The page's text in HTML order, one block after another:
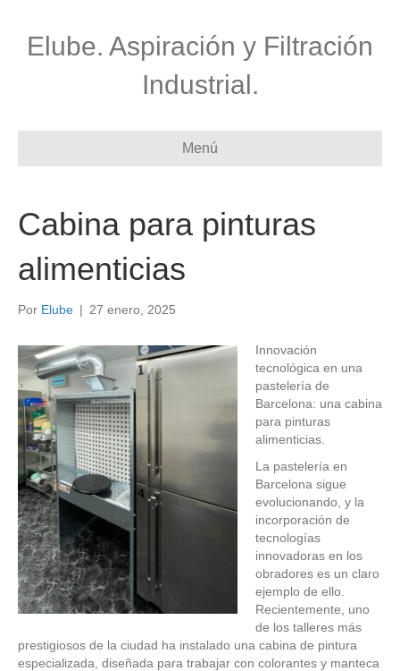
Elube. Aspiración y Filtración
Industrial.
Menú
Cabina para pinturas
alimenticias
Por Elube | 27 enero, 2025
Innovación
tecnológica en una
pastelería de
Barcelona: una cabina
para pinturas
alimenticias.
La pastelería en
Barcelona sigue
evolucionando, y la
incorporación de
tecnologías
innovadoras en los
obradores es un claro
ejemplo de ello.
Recientemente, uno
de los talleres más
prestigiosos de la ciudad ha instalado una cabina de pintura
especializada, diseñada para trabajar con colorantes y manteca